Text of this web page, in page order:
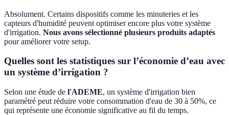
Absolument. Certains dispositifs comme les minuteries et les
capteurs d'humidité peuvent optimiser encore plus votre système
d'irrigation. Nous avons sélectionné plusieurs produits adaptés
pour améliorer votre setup.
Quelles sont les statistiques sur l’économie d’eau avec
un système d’irrigation ?
Selon une étude de l'ADEME, un système d'irrigation bien
paramétré peut réduire votre consommation d'eau de 30 à 50%, ce
qui représente une économie significative au fil du temps.